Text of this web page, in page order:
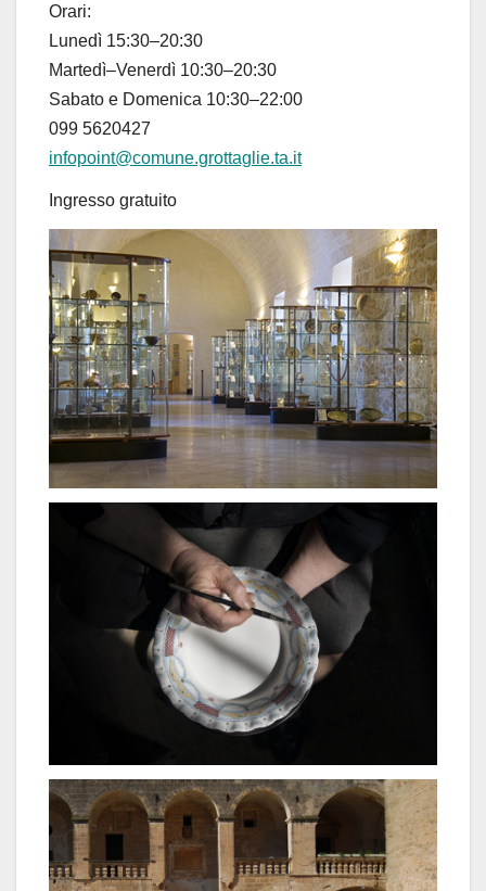
Orari:
Lunedì 15:30–20:30
Martedì–Venerdì 10:30–20:30
Sabato e Domenica 10:30–22:00
099 5620427
infopoint@comune.grottaglie.ta.it
Ingresso gratuito